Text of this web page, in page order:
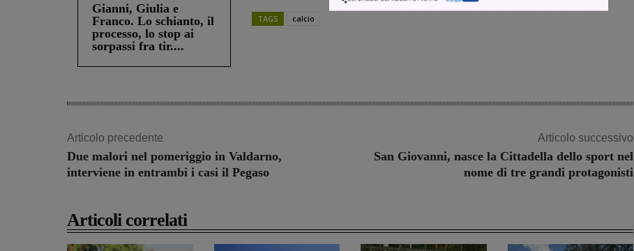
Gianni, Giulia e
Franco. Lo schianto, il
processo, lo stop ai
sorpassi fra tir....
TAGS calcio
Articolo precedente
Due malori nel pomeriggio in Valdarno,
interviene in entrambi i casi il Pegaso
Articolo successivo
San Giovanni, nasce la Cittadella dello sport nel
nome di tre grandi protagonisti
Articoli correlati